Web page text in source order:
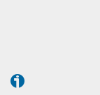
Tiktok